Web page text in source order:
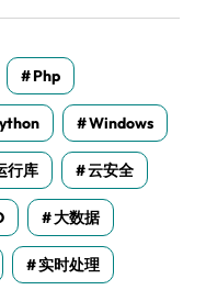
Php
Windows
行库 云安全
大数据
实时处理